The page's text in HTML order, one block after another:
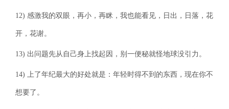
12) 感激我的双眼，再小，再眯，我也能看见，日出，日落，花
开，花谢。
13) 出问题先从自己身上找起因，别一便秘就怪地球没引力。
14) 上了年纪最大的好处就是：年轻时得不到的东西，现在你不
想要了。